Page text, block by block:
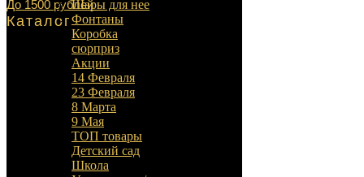
До 1500 рублей
Каталог
Шары для нее
Фонтаны
Коробка
сюрприз
Акции
14 Февраля
23 Февраля
8 Марта
9 Мая
ТОП товары
Детский сад
Школа